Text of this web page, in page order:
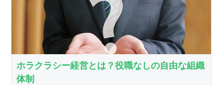
ホラクラシー経営とは？役職なしの自由な組織
体制